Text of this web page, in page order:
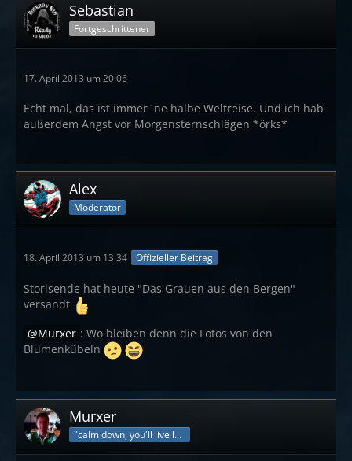
Sebastian
Fortgeschrittener
17. April 2013 um 20:06
Echt mal, das ist immer ´ne halbe Weltreise. Und ich hab
außerdem Angst vor Morgensternschlägen *örks*
Alex
Moderator
18. April 2013 um 13:34 Offizieller Beitrag
Storisende hat heute "Das Grauen aus den Bergen"
versandt
Murxer : Wo bleiben denn die Fotos von den
Blumenkübeln
Murxer
"calm down, you'll live longer"